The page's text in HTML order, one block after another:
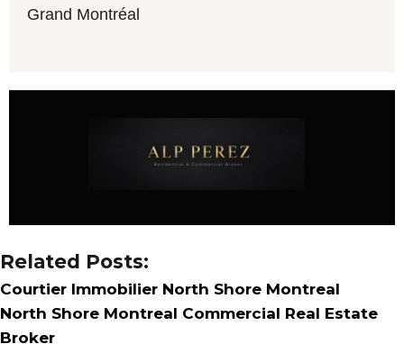
Grand Montréal
Related Posts:
Courtier Immobilier North Shore Montreal
North Shore Montreal Commercial Real Estate
Broker